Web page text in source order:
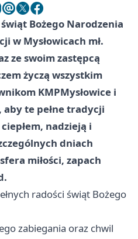
Bożego Narodzenia
w Mysłowicach mł.
ze swoim zastępcą
życzą wszystkim
KMPMysłowice i
aby te pełne tradycji
nadzieją i
dniach
miłości, zapach
radości świąt Bożego
zabiegania oraz chwil